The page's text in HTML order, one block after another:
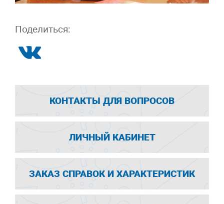
Поделиться:
КОНТАКТЫ ДЛЯ ВОПРОСОВ
ЛИЧНЫЙ КАБИНЕТ
ЗАКАЗ СПРАВОК И ХАРАКТЕРИСТИК